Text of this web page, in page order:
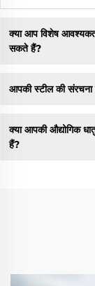
क्या आप विशेष
सकते हैं?
आपकी स्टील की संरचना
क्या आपकी औद्योगिक
हैं?